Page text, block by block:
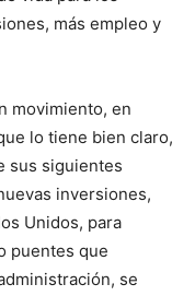
más empleo y
movimiento, en
lo tiene bien claro,
sus siguientes
inversiones,
Unidos, para
puentes que
se